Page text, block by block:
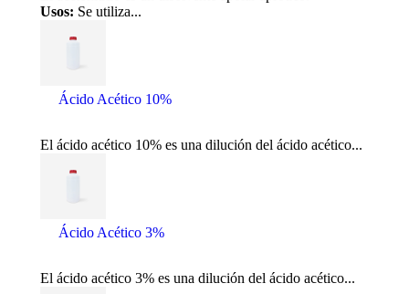
Usos: Se utiliza...
Ácido Acético 10%
El ácido acético 10% es una dilución del ácido acético...
Ácido Acético 3%
El ácido acético 3% es una dilución del ácido acético...